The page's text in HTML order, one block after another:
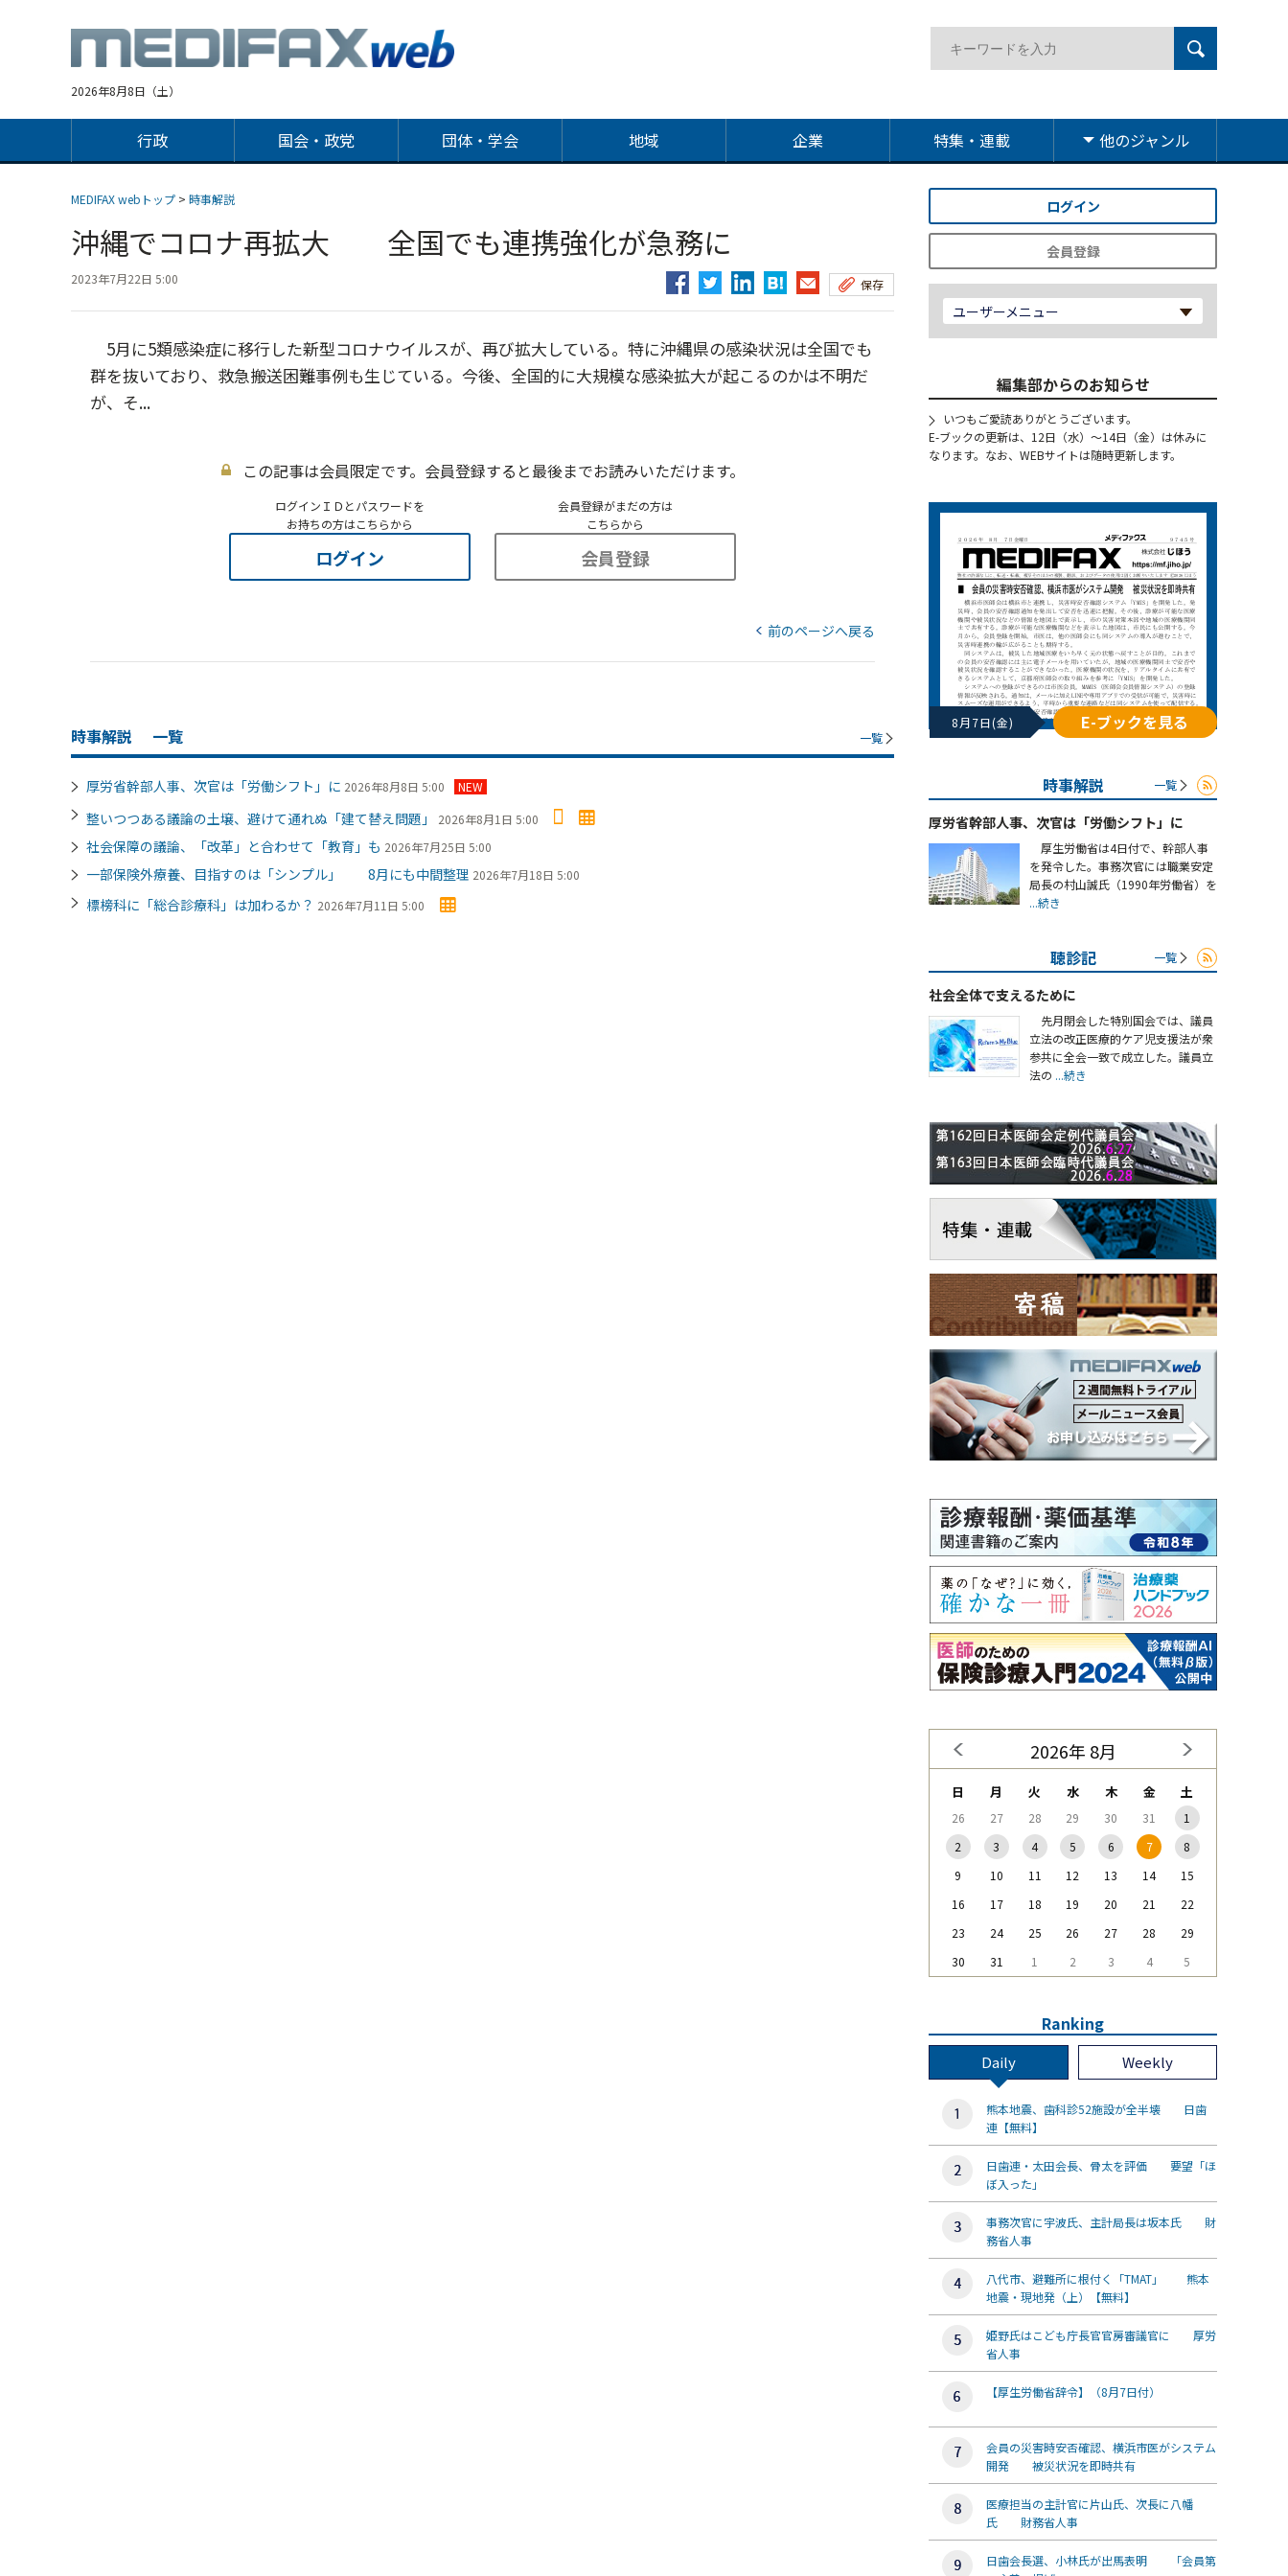
2026年8月8日（土）
行政 国会・政党 団体・学会 地域 企業 特集・連載 他のジャンル
MEDIFAX webトップ > 時事解説
沖縄でコロナ再拡大 全国でも連携強化が急務に
2023年7月22日 5:00 保存
5月に5類感染症に移行した新型コロナウイルスが、再び拡大している。特に沖縄県の感染状況は全国でも
群を抜いており、救急搬送困難事例も生じている。今後、全国的に大規模な感染拡大が起こるのかは不明だ
が、そ...
この記事は会員限定です。会員登録すると最後までお読みいただけます。
ログインＩＤとパスワードを
お持ちの方はこちらから
ログイン
会員登録がまだの方は
こちらから
会員登録
前のページへ戻る
時事解説 一覧 一覧
厚労省幹部人事、次官は「労働シフト」に 2026年8月8日 5:00 NEW
整いつつある議論の土壌、避けて通れぬ「建て替え問題」 2026年8月1日 5:00
社会保障の議論、「改革」と合わせて「教育」も 2026年7月25日 5:00
一部保険外療養、目指すのは「シンプル」 8月にも中間整理 2026年7月18日 5:00
標榜科に「総合診療科」は加わるか？ 2026年7月11日 5:00
ログイン
会員登録
ユーザーメニュー
編集部からのお知らせ
いつもご愛読ありがとうございます。
E-ブックの更新は、12日（水）～14日（金）は休みに
なります。なお、WEBサイトは随時更新します。
8月7日(金) E-ブックを見る
時事解説 一覧
厚労省幹部人事、次官は「労働シフト」に
厚生労働省は4日付で、幹部人事
を発令した。事務次官には職業安定
局長の村山誠氏（1990年労働省）を
...続き
聴診記 一覧
社会全体で支えるために
先月閉会した特別国会では、議員
立法の改正医療的ケア児支援法が衆
参共に全会一致で成立した。議員立
法の ...続き
2026年 8月
日 月 火 水 木 金 土
26 27 28 29 30 31
1
2
3 4 5 6 7
8
9
10 11 12 13 14
15
16
17 18 19 20 21
22
23
24 25 26 27 28
29
30
31 1 2 3 4 5
Ranking
Daily Weekly
熊本地震、歯科診52施設が全半壊 日歯
連【無料】
日歯連・太田会長、骨太を評価 要望「ほ
ぼ入った」
事務次官に宇波氏、主計局長は坂本氏 財
務省人事
八代市、避難所に根付く「TMAT」 熊本
地震・現地発（上）【無料】
姫野氏はこども庁長官官房審議官に 厚労
省人事
【厚生労働省辞令】（8月7日付）
会員の災害時安否確認、横浜市医がシステム
開発 被災状況を即時共有
医療担当の主計官に片山氏、次長に八幡
氏 財務省人事
日歯会長選、小林氏が出馬表明 「会員第